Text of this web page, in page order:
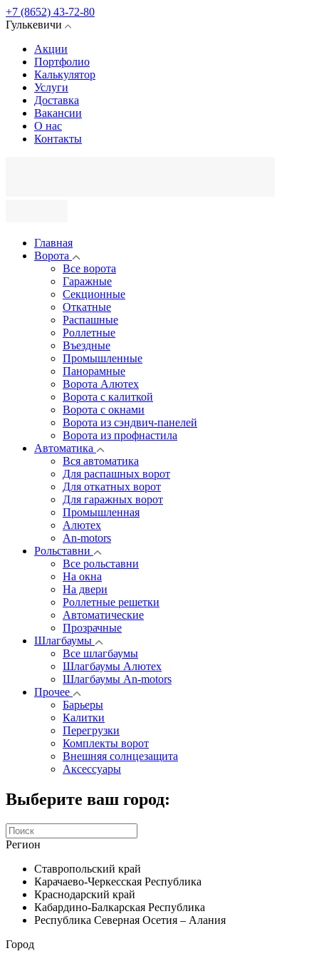
+7 (8652) 43-72-80
Гулькевичи
Акции
Портфолио
Калькулятор
Услуги
Доставка
Вакансии
О нас
Контакты
Главная
Ворота
Все ворота
Гаражные
Секционные
Откатные
Распашные
Роллетные
Въездные
Промышленные
Панорамные
Ворота Алютех
Ворота с калиткой
Ворота c окнами
Ворота из сэндвич-панелей
Ворота из профнастила
Автоматика
Вся автоматика
Для распашных ворот
Для откатных ворот
Для гаражных ворот
Промышленная
Алютех
An-motors
Рольставни
Все рольставни
На окна
На двери
Роллетные решетки
Автоматические
Прозрачные
Шлагбаумы
Все шлагбаумы
Шлагбаумы Алютех
Шлагбаумы An-motors
Прочее
Барьеры
Калитки
Перегрузки
Комплекты ворот
Внешняя солнцезащита
Аксессуары
Выберите ваш город:
Регион
Ставропольский край
Карачаево-Черкесская Республика
Краснодарский край
Кабардино-Балкарская Республика
Республика Северная Осетия – Алания
Город